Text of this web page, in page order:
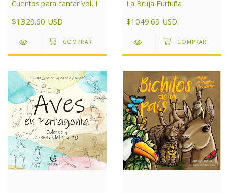
Cuentos para cantar Vol. I
$1329.60 USD
La Bruja Furfuña
$1049.69 USD